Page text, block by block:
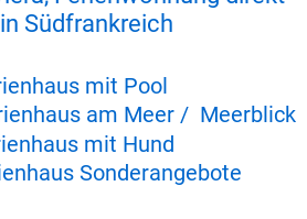
Südfrankreich
mit Pool
am Meer / Meerblick
mit Hund
Sonderangebote